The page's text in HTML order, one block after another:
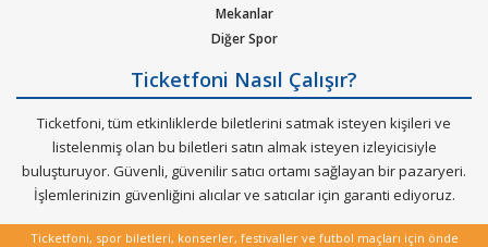
Mekanlar
Diğer Spor
Ticketfoni Nasıl Çalışır?
Ticketfoni, tüm etkinliklerde biletlerini satmak isteyen kişileri ve
listelenmiş olan bu biletleri satın almak isteyen izleyicisiyle
buluşturuyor. Güvenli, güvenilir satıcı ortamı sağlayan bir pazaryeri.
İşlemlerinizin güvenliğini alıcılar ve satıcılar için garanti ediyoruz.
Ticketfoni, spor biletleri, konserler, festivaller ve futbol maçları için önde